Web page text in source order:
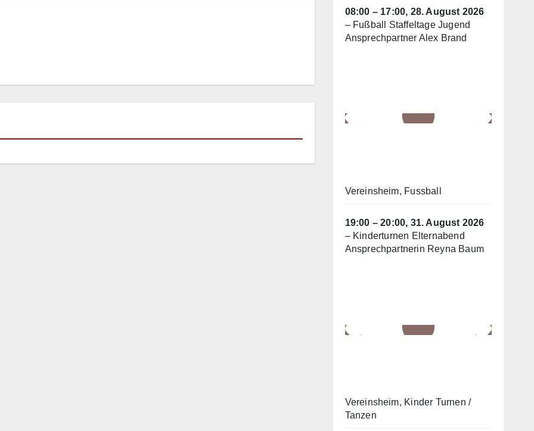
08:00 – 17:00, 28. August 2026
– Fußball Staffeltage Jugend
Ansprechpartner Alex Brand
Vereinsheim, Fussball
19:00 – 20:00, 31. August 2026
– Kinderturnen Elternabend
Ansprechpartnerin Reyna Baum
Vereinsheim, Kinder Turnen /
Tanzen